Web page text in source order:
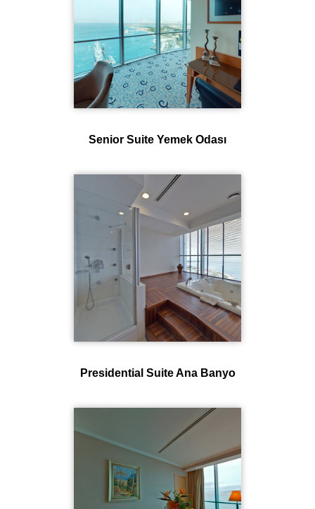
Senior Suite Yemek Odası
Presidential Suite Ana Banyo